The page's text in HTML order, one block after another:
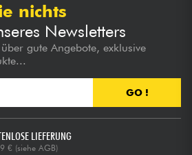
nichts
Newsletters
gute Angebote, exklusive
GO !
LIEFERUNG
€ (siehe AGB)